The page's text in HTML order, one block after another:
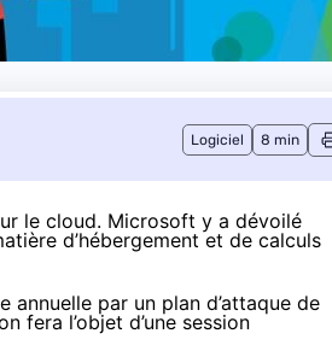
Logiciel 8 min
le cloud. Microsoft y a dévoilé
d’hébergement et de calculs
annuelle par un plan d’attaque de
fera l’objet d’une session